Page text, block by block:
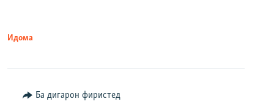
Идома
Ба дигарон фиристед